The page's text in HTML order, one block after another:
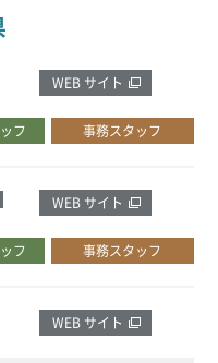
フ 事務スタッフ
WEB サイト
フ 事務スタッフ
WEB サイト
WEB サイト